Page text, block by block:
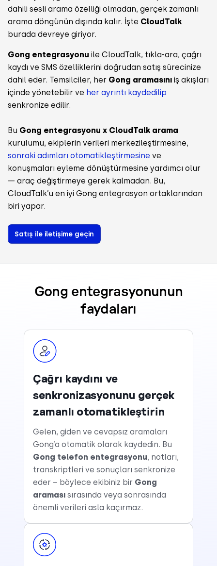
dahili sesli arama özelliği olmadan, gerçek zamanlı
arama döngünün dışında kalır. İşte CloudTalk
burada devreye giriyor.
Gong entegrasyonu ile CloudTalk, tıkla-ara, çağrı
kaydı ve SMS özelliklerini doğrudan satış sürecinize
dahil eder. Temsilciler, her Gong aramasını iş akışları
içinde yönetebilir ve her ayrıntı kaydedilip
senkronize edilir.
Bu Gong entegrasyonu x CloudTalk arama
kurulumu, ekiplerin verileri merkezileştirmesine,
sonraki adımları otomatikleştirmesine ve
konuşmaları eyleme dönüştürmesine yardımcı olur
— araç değiştirmeye gerek kalmadan. Bu,
CloudTalk’u en iyi Gong entegrasyon ortaklarından
biri yapar.
Satış ile iletişime geçin
Gong entegrasyonunun
faydaları
Çağrı kaydını ve
senkronizasyonunu gerçek
zamanlı otomatikleştirin
Gelen, giden ve cevapsız aramaları
Gong’a otomatik olarak kaydedin. Bu
Gong telefon entegrasyonu, notları,
transkriptleri ve sonuçları senkronize
eder – böylece ekibiniz bir Gong
araması sırasında veya sonrasında
önemli verileri asla kaçırmaz.